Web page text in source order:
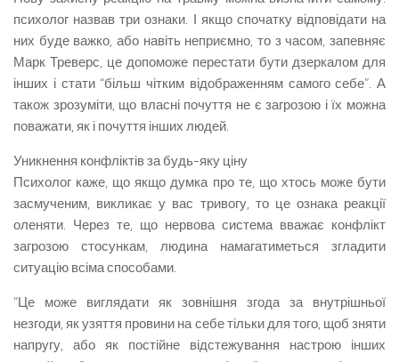
психолог назвав три ознаки. І якщо спочатку відповідати на
них буде важко, або навіть неприємно, то з часом, запевняє
Марк Треверс, це допоможе перестати бути дзеркалом для
інших і стати “більш чітким відображенням самого себе”. А
також зрозуміти, що власні почуття не є загрозою і їх можна
поважати, як і почуття інших людей.
Уникнення конфліктів за будь-яку ціну
Психолог каже, що якщо думка про те, що хтось може бути
засмученим, викликає у вас тривогу, то це ознака реакції
оленяти. Через те, що нервова система вважає конфлікт
загрозою стосункам, людина намагатиметься згладити
ситуацію всіма способами.
“Це може виглядати як зовнішня згода за внутрішньої
незгоди, як узяття провини на себе тільки для того, щоб зняти
напругу, або як постійне відстежування настрою інших